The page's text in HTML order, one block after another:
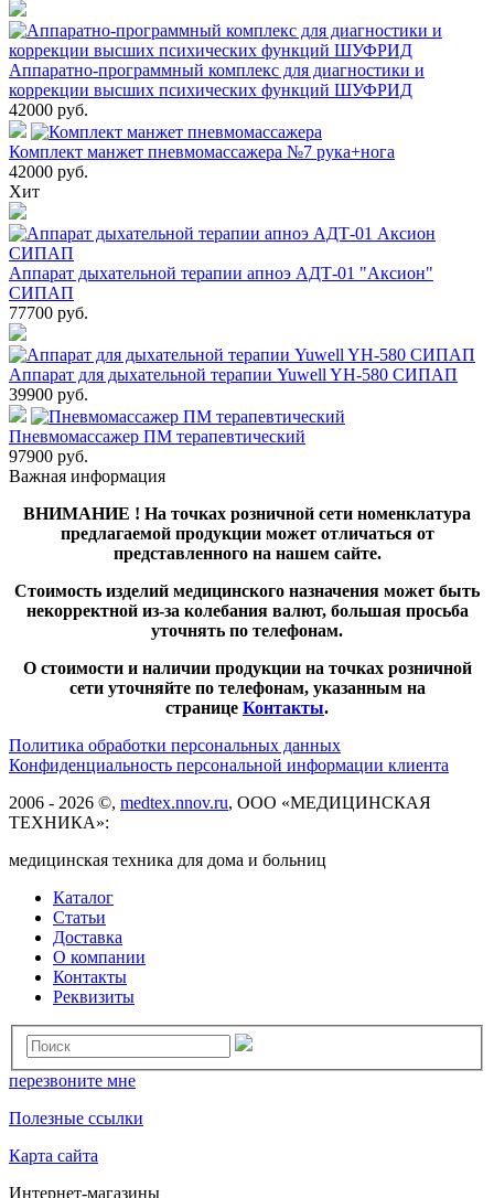
Аппаратно-программный комплекс для диагностики и
коррекции высших психических функций ШУФРИД
42000 руб.
Комплект манжет пневмомассажера №7 рука+нога
42000 руб.
Хит
Аппарат дыхательной терапии апноэ АДТ-01 "Аксион"
СИПАП
77700 руб.
Аппарат для дыхательной терапии Yuwell YH-580 СИПАП
39900 руб.
Пневмомассажер ПМ терапевтический
97900 руб.
Важная информация
ВНИМАНИЕ ! На точках розничной сети номенклатура
предлагаемой продукции может отличаться от
представленного на нашем сайте.
Стоимость изделий медицинского назначения может быть
некорректной из-за колебания валют, большая просьба
уточнять по телефонам.
О стоимости и наличии продукции на точках розничной
сети уточняйте по телефонам, указанным на
странице Контакты.
Политика обработки персональных данных
Конфиденциальность персональной информации клиента
2006 - 2026 ©, medtex.nnov.ru, ООО «МЕДИЦИНСКАЯ
ТЕХНИКА»:
медицинская техника для дома и больниц
Каталог
Статьи
Доставка
О компании
Контакты
Реквизиты
перезвоните мне
Полезные ссылки
Карта сайта
Интернет-магазины